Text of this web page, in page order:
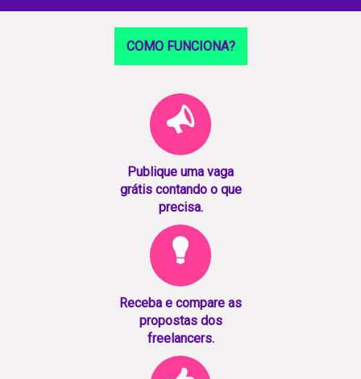
COMO FUNCIONA?
Publique uma vaga
grátis contando o que
precisa.
Receba e compare as
propostas dos
freelancers.